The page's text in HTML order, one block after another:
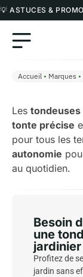
💡 ASTUCES &
Accueil • Marques •
Les tondeuses
tonte précise
pour tous les
autonomie
au quotidien.
Besoin
une
Profitez de
jardin sans